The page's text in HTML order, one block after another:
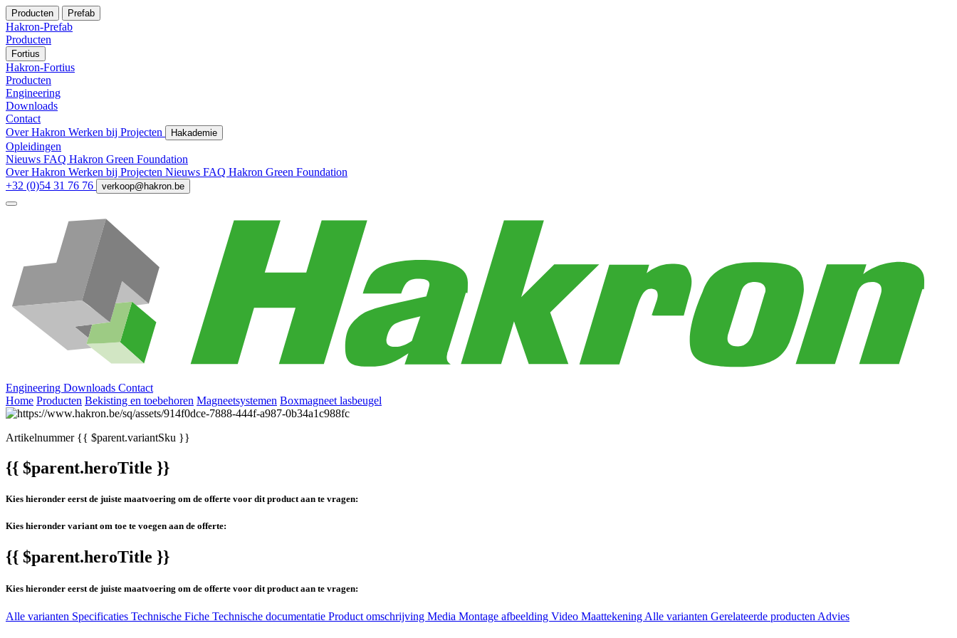
Producten Prefab
Hakron-Prefab
Producten
Fortius
Hakron-Fortius
Producten
Engineering
Downloads
Contact
Over Hakron Werken bij Projecten Hakademie
Opleidingen
Nieuws FAQ Hakron Green Foundation
Over Hakron Werken bij Projecten Nieuws FAQ Hakron Green Foundation
+32 (0)54 31 76 76
verkoop@hakron.be
Engineering Downloads Contact
Home Producten Bekisting en toebehoren Magneetsystemen Boxmagneet lasbeugel
Artikelnummer{{ $parent.variantSku }}
{{ $parent.heroTitle }}
Kies hieronder eerst de juiste maatvoering om de offerte voor dit product aan te vragen:
Kies hieronder variant om toe te voegen aan de offerte:
{{ $parent.heroTitle }}
Kies hieronder eerst de juiste maatvoering om de offerte voor dit product aan te vragen:
Alle varianten Specificaties Technische Fiche Technische documentatie Product omschrijving Media Montage afbeelding Video Maattekening Alle varianten Gerelateerde producten Advies